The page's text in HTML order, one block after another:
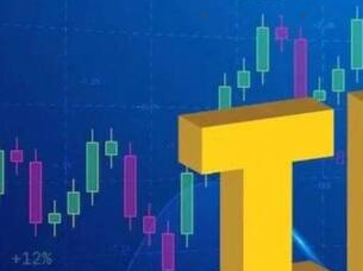
Jan 18, 2025 11:30
జనవరి నాలుగో వారంలోఐపీఓ
ల
మార్కెట్ నుండి నిధులు
దలాల్‌ స్ట్రీట్‌లో తమ షేర్లను లిస్ట్
డెంటా వాటర్ అండ్ ఇన్‌ఫ్రా
ఐపీఓ ద్వారా రూ.220.50 కోట్ల